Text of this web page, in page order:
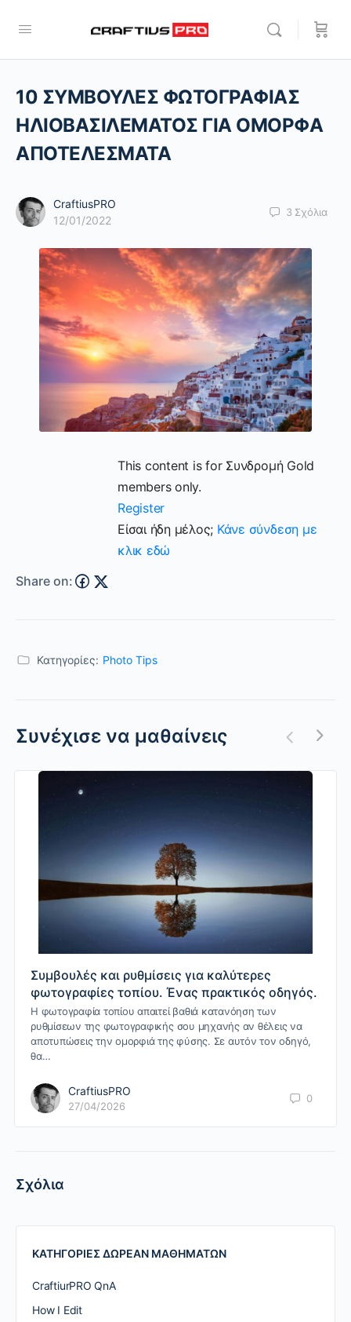
10 ΣΥΜΒΟΥΛΕΣ ΦΩΤΟΓΡΑΦΙΑΣ
ΗΛΙΟΒΑΣΙΛΕΜΑΤΟΣ ΓΙΑ ΟΜΟΡΦΑ
ΑΠΟΤΕΛΕΣΜΑΤΑ
CraftiusPRO
12/01/2022
3 Σχόλια
This content is for Συνδρομή Gold
members only.
Register
Είσαι ήδη μέλος; Κάνε σύνδεση με
κλικ εδώ
Share on:
Κατηγορίες: Photo Tips
Συνέχισε να μαθαίνεις
Συμβουλές και ρυθμίσεις για καλύτερες
φωτογραφίες τοπίου. Ένας πρακτικός οδηγός.
Η φωτογραφία τοπίου απαιτεί βαθιά κατανόηση των
ρυθμίσεων της φωτογραφικής σου μηχανής αν θέλεις να
αποτυπώσεις την ομορφιά της φύσης. Σε αυτόν τον οδηγό,
θα…
CraftiusPRO
27/04/2026
0
Σχόλια
ΚΑΤΗΓΟΡΙΕΣ ΔΩΡΕΑΝ ΜΑΘΗΜΑΤΩΝ
CraftiurPRO QnA
How I Edit